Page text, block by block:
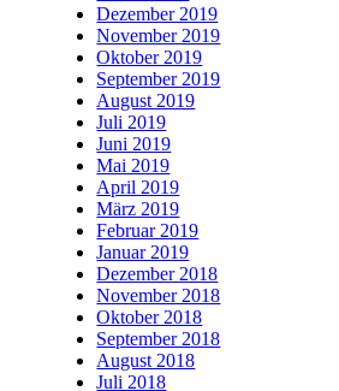
Dezember 2019
November 2019
Oktober 2019
September 2019
August 2019
Juli 2019
Juni 2019
Mai 2019
April 2019
März 2019
Februar 2019
Januar 2019
Dezember 2018
November 2018
Oktober 2018
September 2018
August 2018
Juli 2018